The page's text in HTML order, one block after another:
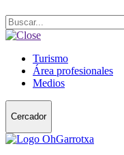
Turismo
Área profesionales
Medios
Cercador